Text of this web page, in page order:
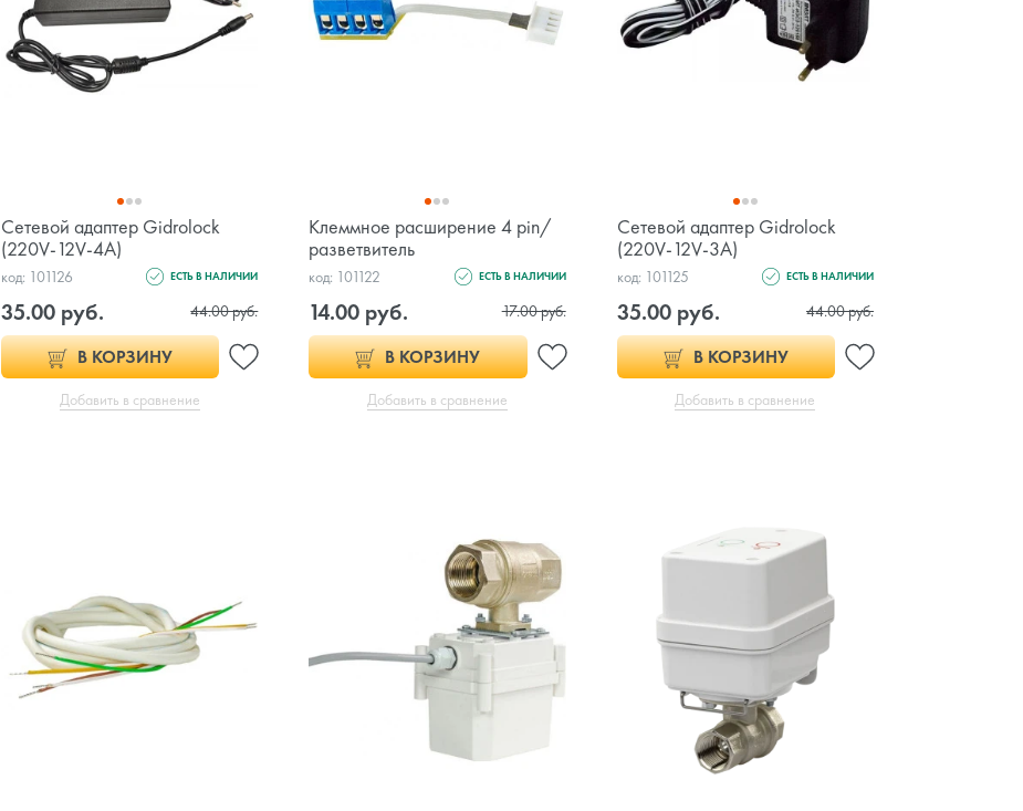
Сетевой адаптер Gidrolock
(220V-12V-4А)
код: 101126 ЕСТЬ В НАЛИЧИИ
35.00 руб. 44.00 руб.
В КОРЗИНУ
Добавить в сравнение
Клеммное расширение 4 pin/
разветвитель
код: 101122 ЕСТЬ В НАЛИЧИИ
14.00 руб. 17.00 руб.
В КОРЗИНУ
Добавить в сравнение
Сетевой адаптер Gidrolock
(220V-12V-3А)
код: 101125 ЕСТЬ В НАЛИЧИИ
35.00 руб. 44.00 руб.
В КОРЗИНУ
Добавить в сравнение